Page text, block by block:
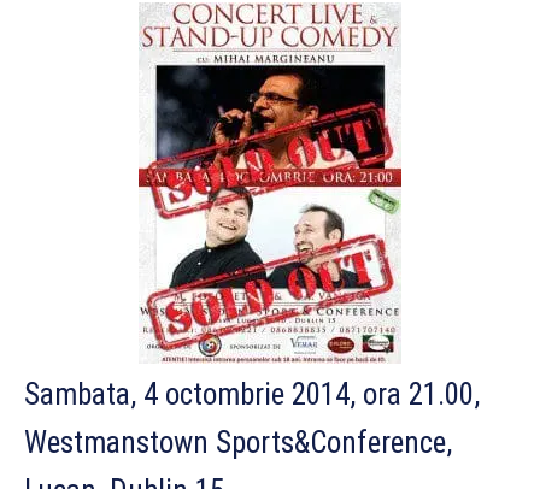
Sambata, 4 octombrie 2014, ora 21.00,
Westmanstown Sports&Conference,